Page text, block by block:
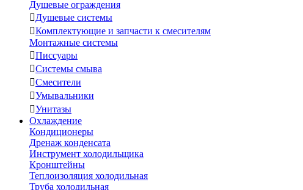
Душевые ограждения
Душевые системы
Комплектующие и запчасти к смесителям
Монтажные системы
Писсуары
Системы смыва
Смесители
Умывальники
Унитазы
Охлаждение
Кондиционеры
Дренаж конденсата
Инструмент холодильщика
Кронштейны
Теплоизоляция холодильная
Труба холодильная